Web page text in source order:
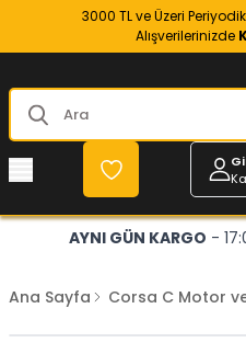
3000 TL ve Üzeri
Alışverilerinizde
AYNI GÜN KARGO -
Ana Sayfa Corsa C Motor